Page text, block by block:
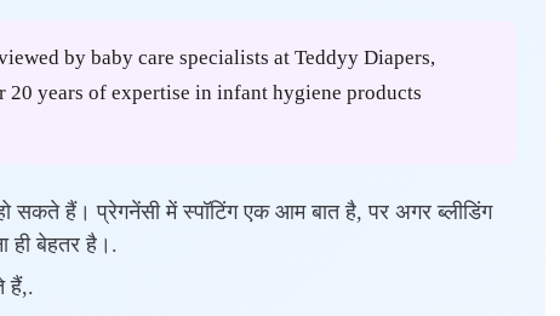
by baby care specialists at Teddyy Diapers,
years of expertise in infant hygiene products
सकते हैं। प्रेगनेंसी में स्पॉटिंग एक आम बात है, पर अगर ब्लीडिंग
ही बेहतर है।.
हैं,.